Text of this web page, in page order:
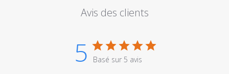
Avis des clients
5 Basé sur 5 avis